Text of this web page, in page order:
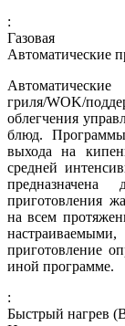
:
Газовая
Автоматические
гриля/WOK/
облегчения
блюд. Программы
выхода на
средней
приготовления
на всем
приготовление
иной программе.
:
Быстрый нагрев